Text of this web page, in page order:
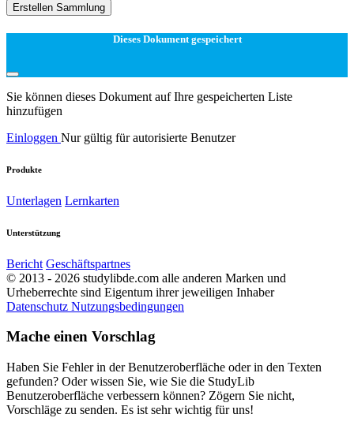
Erstellen Sammlung
Dieses Dokument gespeichert
Sie können dieses Dokument auf Ihre gespeicherten Liste
hinzufügen
Einloggen Nur gültig für autorisierte Benutzer
Produkte
Unterlagen Lernkarten
Unterstützung
Bericht Geschäftspartnes
© 2013 - 2026 studylibde.com alle anderen Marken und
Urheberrechte sind Eigentum ihrer jeweiligen Inhaber
Datenschutz Nutzungsbedingungen
Mache einen Vorschlag
Haben Sie Fehler in der Benutzeroberfläche oder in den Texten
gefunden? Oder wissen Sie, wie Sie die StudyLib
Benutzeroberfläche verbessern können? Zögern Sie nicht,
Vorschläge zu senden. Es ist sehr wichtig für uns!